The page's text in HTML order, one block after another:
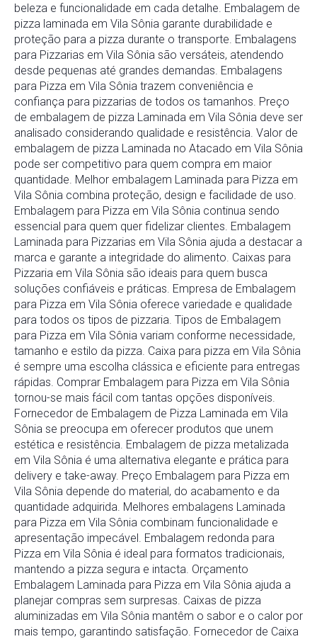
beleza e funcionalidade em cada detalhe. Embalagem de
pizza laminada em Vila Sônia garante durabilidade e
proteção para a pizza durante o transporte. Embalagens
para Pizzarias em Vila Sônia são versáteis, atendendo
desde pequenas até grandes demandas. Embalagens
para Pizza em Vila Sônia trazem conveniência e
confiança para pizzarias de todos os tamanhos. Preço
de embalagem de pizza Laminada em Vila Sônia deve ser
analisado considerando qualidade e resistência. Valor de
embalagem de pizza Laminada no Atacado em Vila Sônia
pode ser competitivo para quem compra em maior
quantidade. Melhor embalagem Laminada para Pizza em
Vila Sônia combina proteção, design e facilidade de uso.
Embalagem para Pizza em Vila Sônia continua sendo
essencial para quem quer fidelizar clientes. Embalagem
Laminada para Pizzarias em Vila Sônia ajuda a destacar a
marca e garante a integridade do alimento. Caixas para
Pizzaria em Vila Sônia são ideais para quem busca
soluções confiáveis e práticas. Empresa de Embalagem
para Pizza em Vila Sônia oferece variedade e qualidade
para todos os tipos de pizzaria. Tipos de Embalagem
para Pizza em Vila Sônia variam conforme necessidade,
tamanho e estilo da pizza. Caixa para pizza em Vila Sônia
é sempre uma escolha clássica e eficiente para entregas
rápidas. Comprar Embalagem para Pizza em Vila Sônia
tornou-se mais fácil com tantas opções disponíveis.
Fornecedor de Embalagem de Pizza Laminada em Vila
Sônia se preocupa em oferecer produtos que unem
estética e resistência. Embalagem de pizza metalizada
em Vila Sônia é uma alternativa elegante e prática para
delivery e take-away. Preço Embalagem para Pizza em
Vila Sônia depende do material, do acabamento e da
quantidade adquirida. Melhores embalagens Laminada
para Pizza em Vila Sônia combinam funcionalidade e
apresentação impecável. Embalagem redonda para
Pizza em Vila Sônia é ideal para formatos tradicionais,
mantendo a pizza segura e intacta. Orçamento
Embalagem Laminada para Pizza em Vila Sônia ajuda a
planejar compras sem surpresas. Caixas de pizza
aluminizadas em Vila Sônia mantêm o sabor e o calor por
mais tempo, garantindo satisfação. Fornecedor de Caixa